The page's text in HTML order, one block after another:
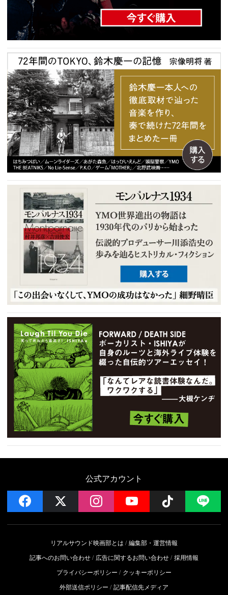
公式アカウント
facebook instagramYouTube Follow
リアルサウンド映画部とは
編集部・運営情報
記事へのお問い合わせ
広告に関するお問い合わせ 採用情報
プライバシーポリシー
クッキーポリシー
外部送信ポリシー
記事配信先メディア